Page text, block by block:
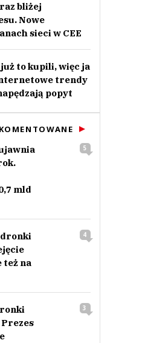
bliżej
Nowe
sieci w CEE
to kupili, więc ja
trendy
popyt
mld
5
też na
4
Prezes
3